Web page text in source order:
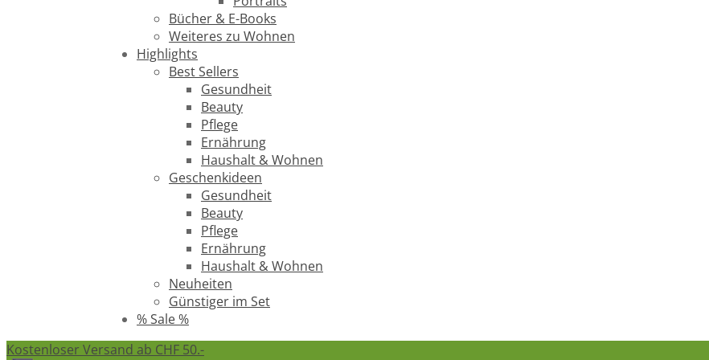
Bücher & E-Books
Weiteres zu Wohnen
Highlights
Best Sellers
Gesundheit
Beauty
Pflege
Ernährung
Haushalt & Wohnen
Geschenkideen
Gesundheit
Beauty
Pflege
Ernährung
Haushalt & Wohnen
Neuheiten
Günstiger im Set
% Sale %
Kostenloser Versand ab CHF 50.-